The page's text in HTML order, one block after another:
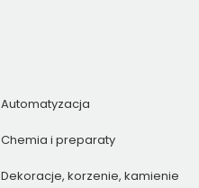
Automatyzacja
Chemia i preparaty
Dekoracje, korzenie, kamienie